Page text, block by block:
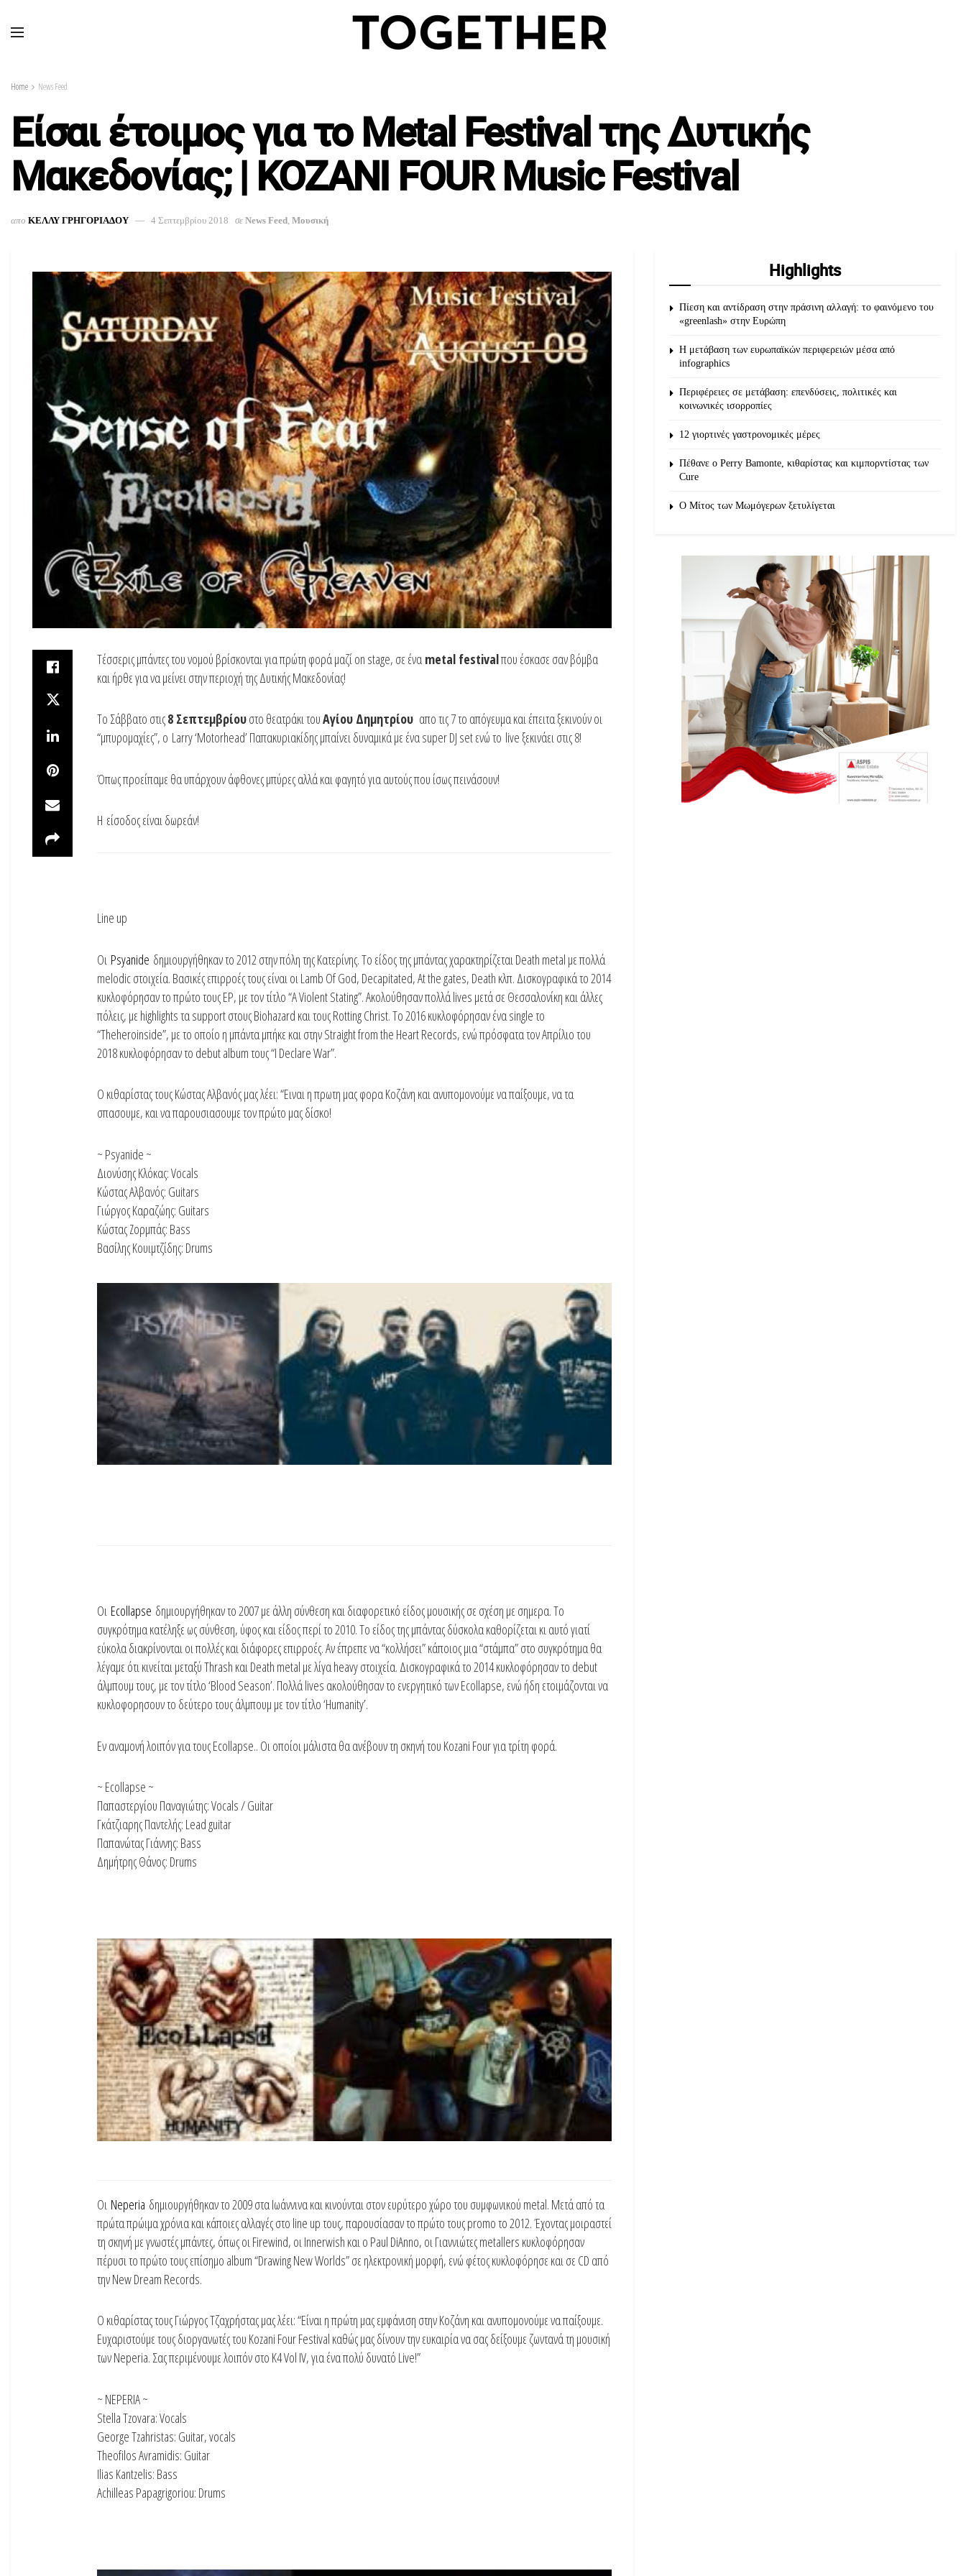
Home News Feed
Eίσαι έτοιμος για το Metal Festival της Δυτικής
Μακεδονίας; | KOZANI FOUR Μusic Festival
απο ΚΕΛΛΥ ΓΡΗΓΟΡΙΑΔΟΥ 4 Σεπτεμβρίου 2018 σε News Feed, Μουσική
Tέσσερις μπάντες του νομού βρίσκονται για πρώτη φορά μαζί on stage, σε έναmetal festivalπου έσκασε σαν βόμβα
και ήρθε για να μείνει στην περιοχή της Δυτικής Μακεδονίας!
Το Σάββατο στις8 Σεπτεμβρίουστο θεατράκι τουΑγίου Δημητρίου απο τις 7 το απόγευμα και έπειτα ξεκινούν οι
“μπυρομαχίες”, ο Larry ‘Motorhead’ Παπακυριακίδης μπαίνει δυναμικά με ένα super DJ set ενώ το live ξεκινάει στις 8!
Όπως προείπαμε θα υπάρχουν άφθονες μπύρες αλλά και φαγητό για αυτούς που ίσως πεινάσουν!
Η είσοδος είναι δωρεάν!
Line up
Οι Psyanide δημιουργήθηκαν το 2012 στην πόλη της Κατερίνης. Το είδος της μπάντας χαρακτηρίζεται Death metal με πολλά
melodic στοιχεία. Βασικές επιρροές τους είναι οι Lamb Of God, Decapitated, At the gates, Death κλπ. Δισκογραφικά το 2014
κυκλοφόρησαν το πρώτο τους EP, με τον τίτλο “A Violent Stating”. Ακολούθησαν πολλά lives μετά σε Θεσσαλονίκη και άλλες
πόλεις, με highlights τα support στους Biohazard και τους Rotting Christ. Το 2016 κυκλοφόρησαν ένα single το
“Theheroinside”, με το οποίο η μπάντα μπήκε και στην Straight from the Heart Records, ενώ πρόσφατα τον Απρίλιο του
2018 κυκλοφόρησαν το debut album τους “I Declare War”.
Ο κιθαρίστας τους Κώστας Αλβανός μας λέει: “Ειναι η πρωτη μας φορα Κοζάνη και ανυπομονούμε να παίξουμε, να τα
σπασουμε, και να παρουσιασουμε τον πρώτο μας δίσκο!
~ Psyanide ~
Διονύσης Κλόκας: Vocals
Κώστας Αλβανός: Guitars
Γιώργος Καραζώης: Guitars
Κώστας Ζορμπάς: Bass
Βασίλης Κουιμτζίδης: Drums
Οι Ecollapse δημιουργήθηκαν το 2007 με άλλη σύνθεση και διαφορετικό είδος μουσικής σε σχέση με σημερα. Το
συγκρότημα κατέληξε ως σύνθεση, ύφος και είδος περί το 2010. Το είδος της μπάντας δύσκολα καθορίζεται κι αυτό γιατί
εύκολα διακρίνονται οι πολλές και διάφορες επιρροές. Αν έπρεπε να “κολλήσει” κάποιος μια “στάμπα” στο συγκρότημα θα
λέγαμε ότι κινείται μεταξύ Thrash και Death metal με λίγα heavy στοιχεία. Δισκογραφικά το 2014 κυκλοφόρησαν το debut
άλμπουμ τους, με τον τίτλο ‘Blood Season’. Πολλά lives ακολούθησαν το ενεργητικό των Ecollapse, ενώ ήδη ετοιμάζονται να
κυκλοφορησουν το δεύτερο τους άλμπουμ με τον τίτλο ‘Humanity’.
Εν αναμονή λοιπόν για τους Ecollapse.. Οι οποίοι μάλιστα θα ανέβουν τη σκηνή του Kozani Four για τρίτη φορά.
~ Ecollapse ~
Παπαστεργίου Παναγιώτης: Vocals / Guitar
Γκάτζιαρης Παντελής: Lead guitar
Παπανώτας Γιάννης: Bass
Δημήτρης Θάνος: Drums
Οι Neperia δημιουργήθηκαν το 2009 στα Ιωάννινα και κινούνται στον ευρύτερο χώρο του συμφωνικού metal. Μετά από τα
πρώτα πρώιμα χρόνια και κάποιες αλλαγές στο line up τους, παρουσίασαν το πρώτο τους promo το 2012. Έχοντας μοιραστεί
τη σκηνή με γνωστές μπάντες, όπως οι Firewind, οι Innerwish και ο Paul DiAnno, οι Γιαννιώτες metallers κυκλοφόρησαν
πέρυσι το πρώτο τους επίσημο album “Drawing New Worlds” σε ηλεκτρονική μορφή, ενώ φέτος κυκλοφόρησε και σε CD από
την New Dream Records.
Ο κιθαρίστας τους Γιώργος Τζαχρήστας μας λέει: “Είναι η πρώτη μας εμφάνιση στην Κοζάνη και ανυπομονούμε να παίξουμε.
Ευχαριστούμε τους διοργανωτές του Kozani Four Festival καθώς μας δίνουν την ευκαιρία να σας δείξουμε ζωντανά τη μουσική
των Νeperia. Σας περιμένουμε λοιπόν στο K4 Vol IV, για ένα πολύ δυνατό Live!”
~ NEPERIA ~
Stella Tzovara: Vocals
George Tzahristas: Guitar, vocals
Theofilos Avramidis: Guitar
Ilias Kantzelis: Bass
Achilleas Papagrigoriou: Drums
Highlights
Πίεση και αντίδραση στην πράσινη αλλαγή: το φαινόμενο του
«greenlash» στην Ευρώπη
Η μετάβαση των ευρωπαϊκών περιφερειών μέσα από
infographics
Περιφέρειες σε μετάβαση: επενδύσεις, πολιτικές και
κοινωνικές ισορροπίες
12 γιορτινές γαστρονομικές μέρες
Πέθανε ο Perry Bamonte, κιθαρίστας και κιμπορντίστας των
Cure
O Μίτος των Μωμόγερων ξετυλίγεται